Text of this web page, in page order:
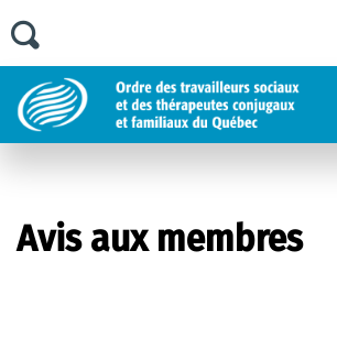
Avis aux membres